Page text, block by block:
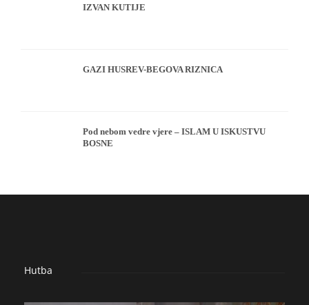
IZVAN KUTIJE
GAZI HUSREV-BEGOVA RIZNICA
Pod nebom vedre vjere – ISLAM U ISKUSTVU
BOSNE
Hutba